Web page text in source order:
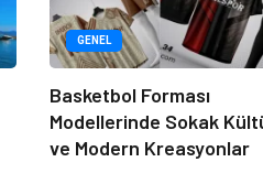
GENEL
Basketbol Forması
Modellerinde Sokak
ve Modern Kreasyonlar